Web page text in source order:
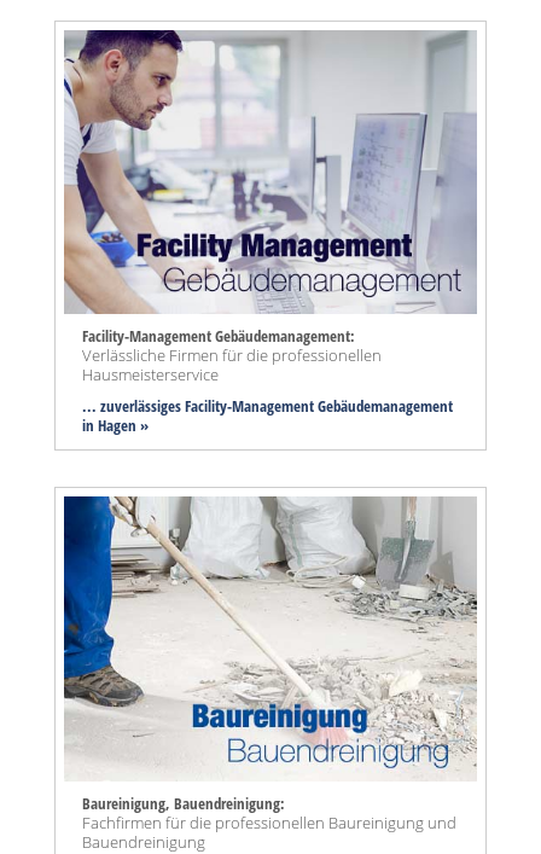
Facility-Management Gebäudemanagement:
Verlässliche Firmen für die professionellen
Hausmeisterservice
... zuverlässiges Facility-Management Gebäudemanagement
in Hagen »
Baureinigung, Bauendreinigung:
Fachfirmen für die professionellen Baureinigung und
Bauendreinigung